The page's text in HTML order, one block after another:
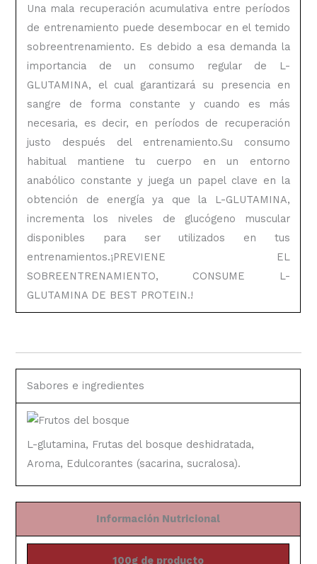
Una mala recuperación acumulativa entre períodos
de entrenamiento puede desembocar en el temido
sobreentrenamiento. Es debido a esa demanda la
importancia de un consumo regular de L-
GLUTAMINA, el cual garantizará su presencia en
sangre de forma constante y cuando es más
necesaria, es decir, en períodos de recuperación
justo después del entrenamiento.Su consumo
habitual mantiene tu cuerpo en un entorno
anabólico constante y juega un papel clave en la
obtención de energía ya que la L-GLUTAMINA,
incrementa los niveles de glucógeno muscular
disponibles para ser utilizados en tus
entrenamientos.¡PREVIENE EL
SOBREENTRENAMIENTO, CONSUME L-
GLUTAMINA DE BEST PROTEIN.!
Sabores e ingredientes
L-glutamina, Frutas del bosque deshidratada,
Aroma, Edulcorantes (sacarina, sucralosa).
Información Nutricional
100g de producto